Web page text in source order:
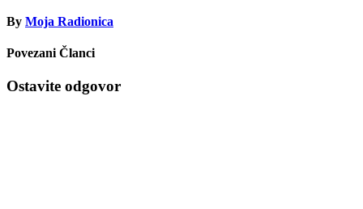
By Moja Radionica
Povezani Članci
Ostavite odgovor